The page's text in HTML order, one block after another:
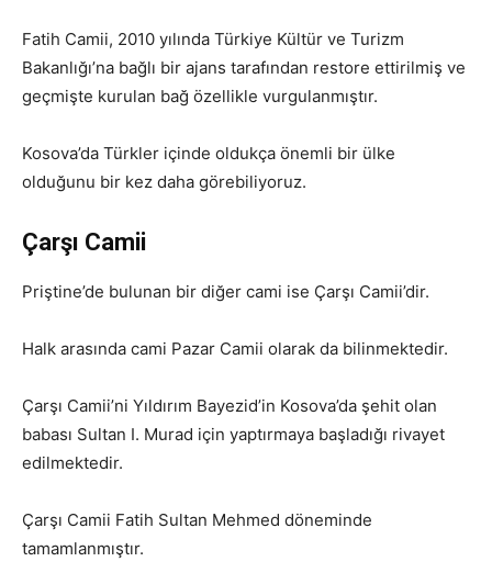
Fatih Camii, 2010 yılında Türkiye Kültür ve Turizm
Bakanlığı’na bağlı bir ajans tarafından restore ettirilmiş ve
geçmişte kurulan bağ özellikle vurgulanmıştır.
Kosova’da Türkler içinde oldukça önemli bir ülke
olduğunu bir kez daha görebiliyoruz.
Çarşı Camii
Priştine’de bulunan bir diğer cami ise Çarşı Camii’dir.
Halk arasında cami Pazar Camii olarak da bilinmektedir.
Çarşı Camii’ni Yıldırım Bayezid’in Kosova’da şehit olan
babası Sultan I. Murad için yaptırmaya başladığı rivayet
edilmektedir.
Çarşı Camii Fatih Sultan Mehmed döneminde
tamamlanmıştır.